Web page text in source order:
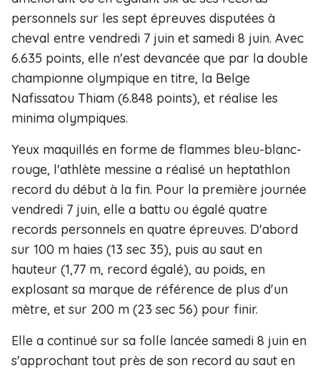
personnels sur les sept épreuves disputées à
cheval entre vendredi 7 juin et samedi 8 juin. Avec
6.635 points, elle n'est devancée que par la double
championne olympique en titre, la Belge
Nafissatou Thiam (6.848 points), et réalise les
minima olympiques.
Yeux maquillés en forme de flammes bleu-blanc-
rouge, l'athlète messine a réalisé un heptathlon
record du début à la fin. Pour la première journée
vendredi 7 juin, elle a battu ou égalé quatre
records personnels en quatre épreuves. D'abord
sur 100 m haies (13 sec 35), puis au saut en
hauteur (1,77 m, record égalé), au poids, en
explosant sa marque de référence de plus d'un
mètre, et sur 200 m (23 sec 56) pour finir.
Elle a continué sur sa folle lancée samedi 8 juin en
s'approchant tout près de son record au saut en